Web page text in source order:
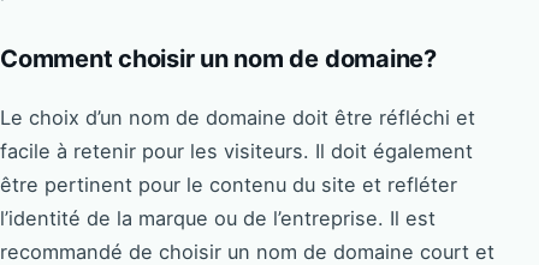
Comment choisir un nom de domaine?
Le choix d’un nom de domaine doit être réfléchi et
facile à retenir pour les visiteurs. Il doit également
être pertinent pour le contenu du site et refléter
l’identité de la marque ou de l’entreprise. Il est
recommandé de choisir un nom de domaine court et